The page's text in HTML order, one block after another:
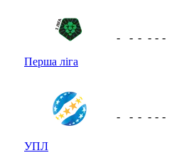
Перша ліга
- - - - - -
УПЛ
- - - - - -